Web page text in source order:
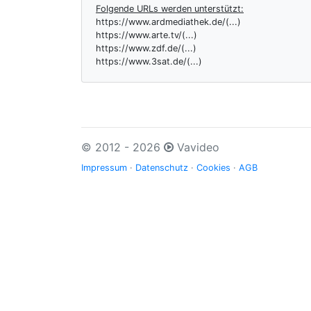
Folgende URLs werden unterstützt:
https://www.ardmediathek.de/(...)
https://www.arte.tv/(...)
https://www.zdf.de/(...)
https://www.3sat.de/(...)
© 2012 - 2026 Vavideo
Impressum · Datenschutz · Cookies · AGB